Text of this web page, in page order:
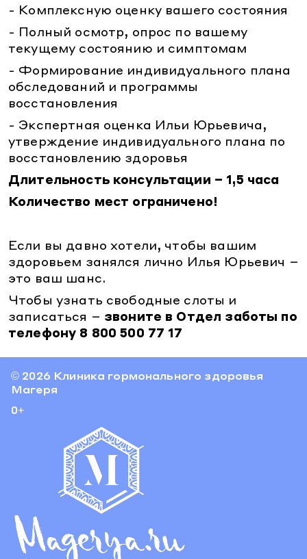
Кардиология
Психология
Массаж
У вас получится
Гастроэнтерология
Кардиология
Психология
Массаж
Карта сайта
Версия для слабовидящих
г. Краснодар ул. Красная, 184
Ежедневно: 7.00 - 20.00
- Комплексную оценку вашего состояния
- Полный осмотр, опрос по вашему
текущему состоянию и симптомам
- Формирование индивидуального плана
обследований и программы
восстановления
- Экспертная оценка Ильи Юрьевича,
утверждение индивидуального плана по
восстановлению здоровья
Длительность консультации – 1,5 часа
Количество мест ограничено!
Если вы давно хотели, чтобы вашим
здоровьем занялся лично Илья Юрьевич –
это ваш шанс.
Чтобы узнать свободные слоты и
записаться – звоните в Отдел заботы по
телефону 8 800 500 77 17
© 2026 Клиника гормонального здоровья
Магеря
0+